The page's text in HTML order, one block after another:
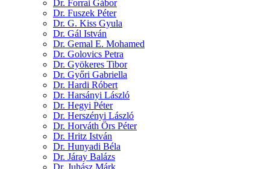
Dr. Forrai Gábor
Dr. Fuszek Péter
Dr. G. Kiss Gyula
Dr. Gál István
Dr. Gemal E. Mohamed
Dr. Golovics Petra
Dr. Gyökeres Tibor
Dr. Győri Gabriella
Dr. Hardi Róbert
Dr. Harsányi László
Dr. Hegyi Péter
Dr. Herszényi László
Dr. Horváth Örs Péter
Dr. Hritz István
Dr. Hunyadi Béla
Dr. Járay Balázs